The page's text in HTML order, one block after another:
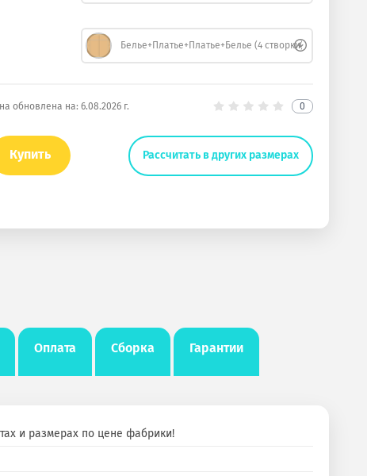
Белье+Платье+Платье+Белье (4 створки)
обновлена на: 6.08.2026 г. 0
Купить Рассчитать в других размерах
Оплата Сборка Гарантии
и размерах по цене фабрики!